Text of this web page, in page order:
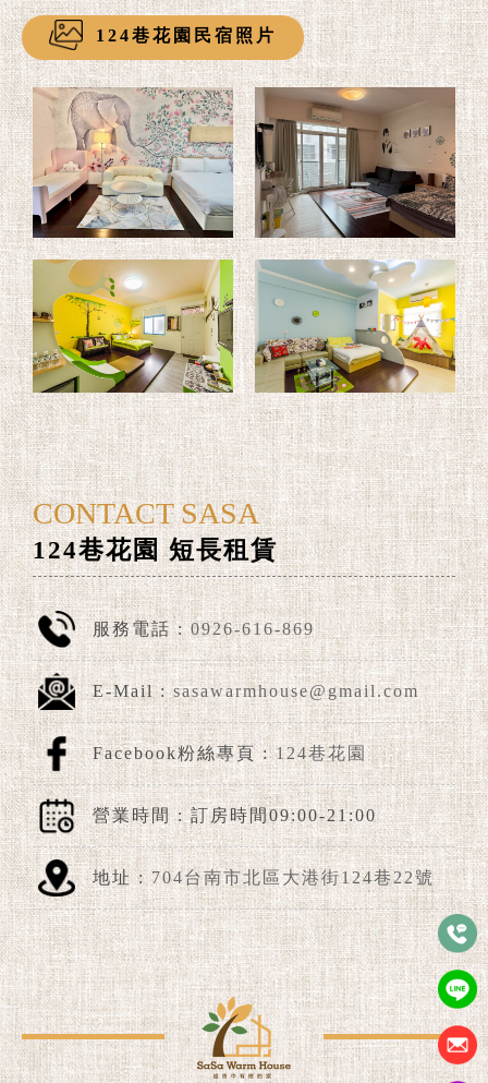
124巷花園民宿照片
CONTACT SASA
124巷花園 短長租賃
服務電話 :0926-616-869
E-Mail : sasawarmhouse@gmail.com
Facebook粉絲專頁 :124巷花園
營業時間 : 訂房時間09:00-21:00
地址 :704台南市北區大港街124巷22號